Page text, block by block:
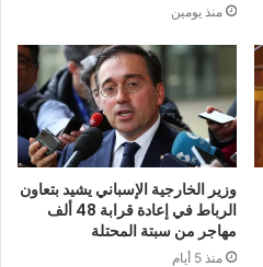
منذ يومين
وزير الخارجية الإسباني يشيد بتعاون
الرباط في إعادة قرابة 48 ألف
مهاجر من سبتة المحتلة
منذ 5 أيام